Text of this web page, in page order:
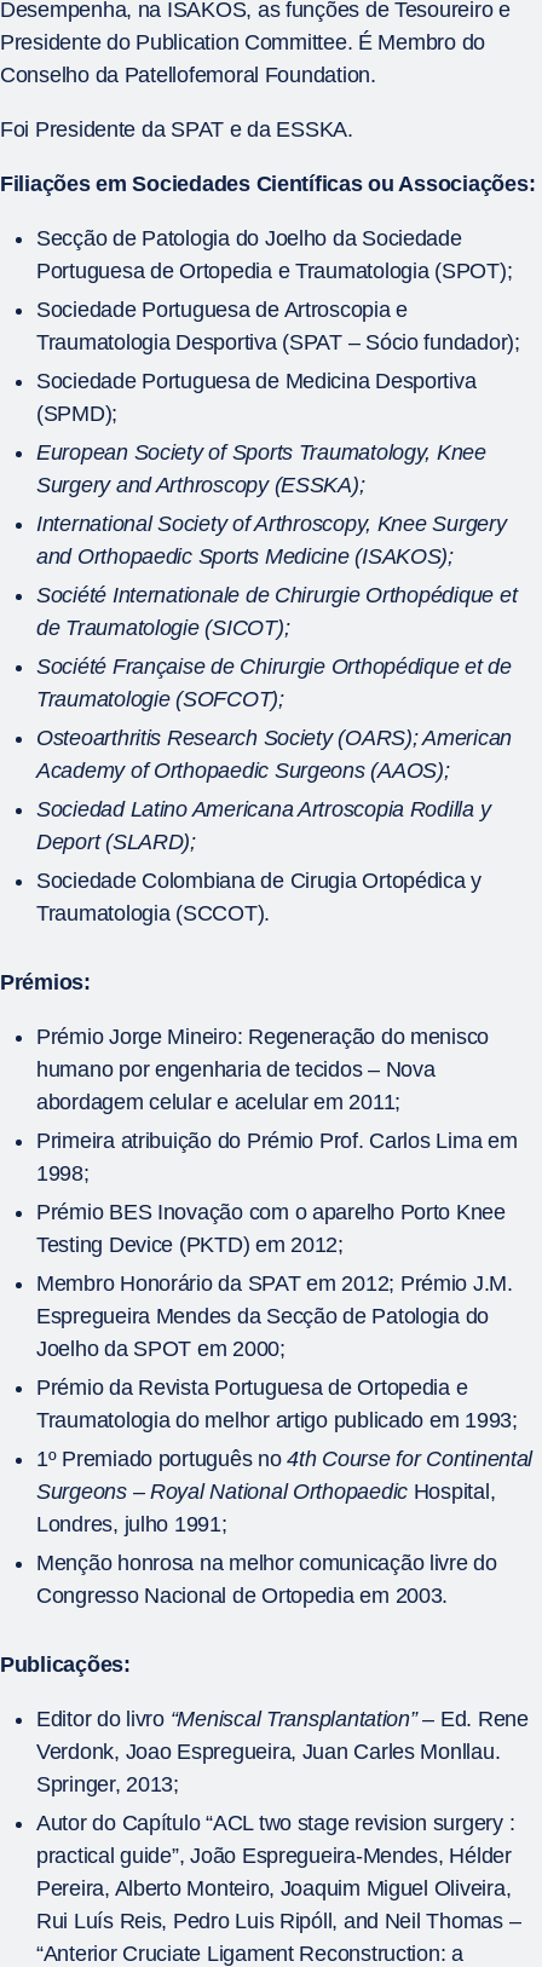
Desempenha, na ISAKOS, as funções de Tesoureiro e
Presidente do Publication Committee. É Membro do
Conselho da Patellofemoral Foundation.
Foi Presidente da SPAT e da ESSKA.
Filiações em Sociedades Científicas ou Associações:
Secção de Patologia do Joelho da Sociedade
Portuguesa de Ortopedia e Traumatologia (SPOT);
Sociedade Portuguesa de Artroscopia e
Traumatologia Desportiva (SPAT – Sócio fundador);
Sociedade Portuguesa de Medicina Desportiva
(SPMD);
European Society of Sports Traumatology, Knee
Surgery and Arthroscopy (ESSKA);
International Society of Arthroscopy, Knee Surgery
and Orthopaedic Sports Medicine (ISAKOS);
Société Internationale de Chirurgie Orthopédique et
de Traumatologie (SICOT);
Société Française de Chirurgie Orthopédique et de
Traumatologie (SOFCOT);
Osteoarthritis Research Society (OARS); American
Academy of Orthopaedic Surgeons (AAOS);
Sociedad Latino Americana Artroscopia Rodilla y
Deport (SLARD);
Sociedade Colombiana de Cirugia Ortopédica y
Traumatologia (SCCOT).
Prémios:
Prémio Jorge Mineiro: Regeneração do menisco
humano por engenharia de tecidos – Nova
abordagem celular e acelular em 2011;
Primeira atribuição do Prémio Prof. Carlos Lima em
1998;
Prémio BES Inovação com o aparelho Porto Knee
Testing Device (PKTD) em 2012;
Membro Honorário da SPAT em 2012; Prémio J.M.
Espregueira Mendes da Secção de Patologia do
Joelho da SPOT em 2000;
Prémio da Revista Portuguesa de Ortopedia e
Traumatologia do melhor artigo publicado em 1993;
1º Premiado português no4th Course for Continental
Surgeons – Royal National Orthopaedic Hospital,
Londres, julho 1991;
Menção honrosa na melhor comunicação livre do
Congresso Nacional de Ortopedia em 2003.
Publicações:
Editor do livro“Meniscal Transplantation”– Ed. Rene
Verdonk, Joao Espregueira, Juan Carles Monllau.
Springer, 2013;
Autor do Capítulo “ACL two stage revision surgery :
practical guide”, João Espregueira-Mendes, Hélder
Pereira, Alberto Monteiro, Joaquim Miguel Oliveira,
Rui Luís Reis, Pedro Luis Ripóll, and Neil Thomas –
“Anterior Cruciate Ligament Reconstruction: a